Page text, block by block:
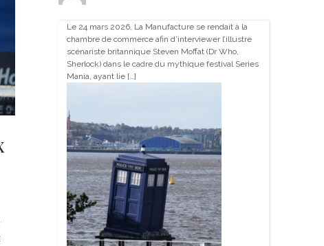
Le 24 mars 2026, La Manufacture se rendait à la
chambre de commerce afin d’interviewer l’illustre
scénariste britannique Steven Moffat (Dr Who,
Sherlock) dans le cadre du mythique festival Series
Mania, ayant lie […]